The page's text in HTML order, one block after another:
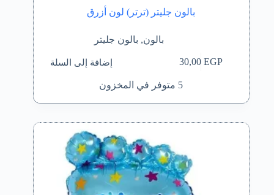
بالون جليتر (ترتر) لون أزرق
بالون, بالون جليتر
30,00EGP إضافة إلى السلة
5 متوفر في المخزون